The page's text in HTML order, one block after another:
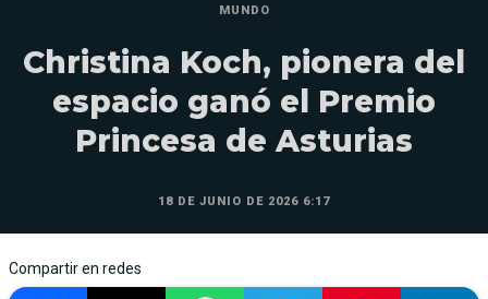
MUNDO
Christina Koch, pionera del
espacio ganó el Premio
Princesa de Asturias
18 DE JUNIO DE 2026 6:17
Compartir en redes